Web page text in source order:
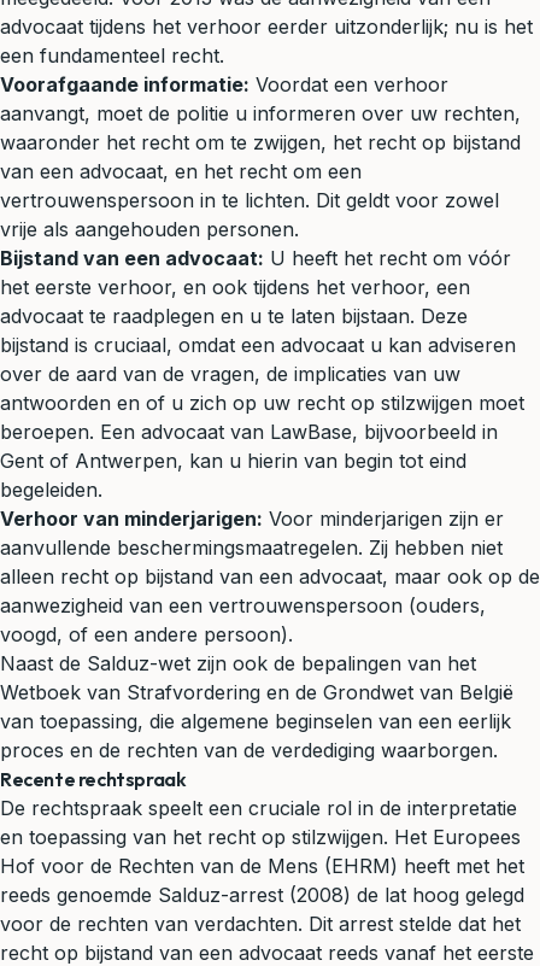
advocaat tijdens het verhoor eerder uitzonderlijk; nu is het
een fundamenteel recht.
Voorafgaande informatie: Voordat een verhoor
aanvangt, moet de politie u informeren over uw rechten,
waaronder het recht om te zwijgen, het recht op bijstand
van een advocaat, en het recht om een
vertrouwenspersoon in te lichten. Dit geldt voor zowel
vrije als aangehouden personen.
Bijstand van een advocaat: U heeft het recht om vóór
het eerste verhoor, en ook tijdens het verhoor, een
advocaat te raadplegen en u te laten bijstaan. Deze
bijstand is cruciaal, omdat een advocaat u kan adviseren
over de aard van de vragen, de implicaties van uw
antwoorden en of u zich op uw recht op stilzwijgen moet
beroepen. Een advocaat van LawBase, bijvoorbeeld in
Gent of Antwerpen, kan u hierin van begin tot eind
begeleiden.
Verhoor van minderjarigen: Voor minderjarigen zijn er
aanvullende beschermingsmaatregelen. Zij hebben niet
alleen recht op bijstand van een advocaat, maar ook op de
aanwezigheid van een vertrouwenspersoon (ouders,
voogd, of een andere persoon).
Naast de Salduz-wet zijn ook de bepalingen van het
Wetboek van Strafvordering en de Grondwet van België
van toepassing, die algemene beginselen van een eerlijk
proces en de rechten van de verdediging waarborgen.
Recente rechtspraak
De rechtspraak speelt een cruciale rol in de interpretatie
en toepassing van het recht op stilzwijgen. Het Europees
Hof voor de Rechten van de Mens (EHRM) heeft met het
reeds genoemde Salduz-arrest (2008) de lat hoog gelegd
voor de rechten van verdachten. Dit arrest stelde dat het
recht op bijstand van een advocaat reeds vanaf het eerste